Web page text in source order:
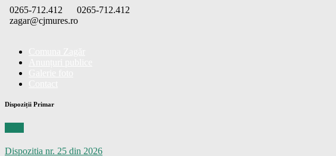
Skip
to
0265-712.412
0265-712.412
zagar@cjmures.ro
Dispoziții Primar
Dispozitia nr. 25 din 2026